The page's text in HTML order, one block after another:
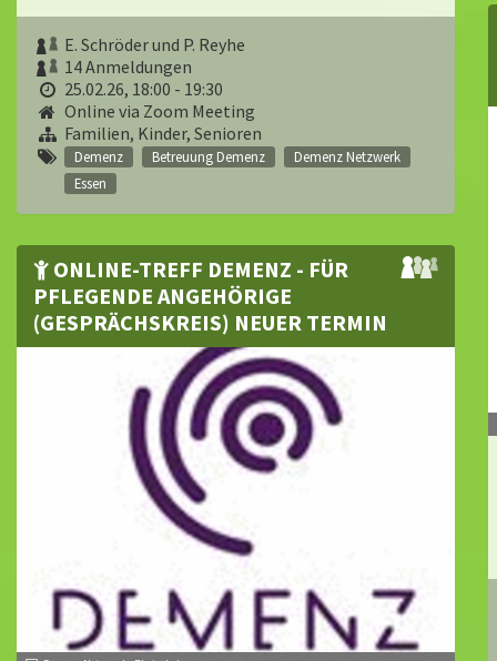
E. Schröder und P. Reyhe
14 Anmeldungen
25.02.26, 18:00 - 19:30
Online via Zoom Meeting
Familien, Kinder, Senioren
Demenz Betreuung Demenz
Demenz Netzwerk
Essen
ONLINE-TREFF DEMENZ - FÜR
PFLEGENDE ANGEHÖRIGE
(GESPRÄCHSKREIS) NEUER TERMIN